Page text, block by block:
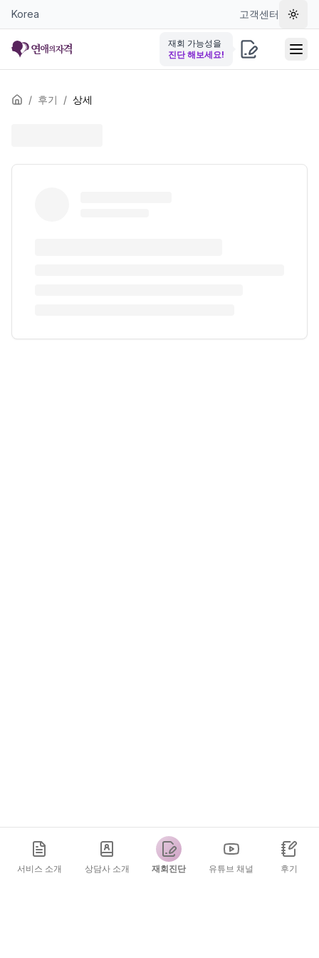
Korea 고객센터 테마
재회 가능성을
진단 해보세요!
/ 후기 / 상세
서비스 소개 상담사 소개 재회진단 유튜브 채널 후기